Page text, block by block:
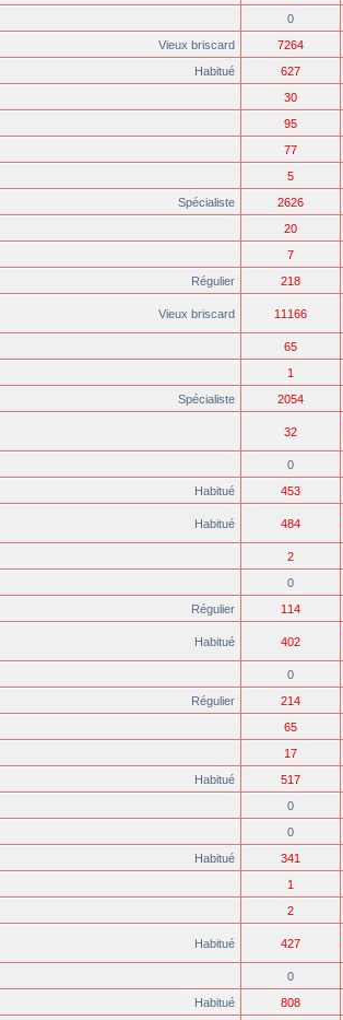
0
Vieux briscard
7264
Habitué
627
30
95
77
5
Spécialiste
2626
20
7
Régulier
218
Vieux briscard 11166
65
1
Spécialiste
2054
32
0
Habitué
453
Habitué 484
2
0
Régulier
114
Habitué 402
0
Régulier
214
65
17
Habitué
517
0
0
Habitué
341
1
2
Habitué 427
0
Habitué
808